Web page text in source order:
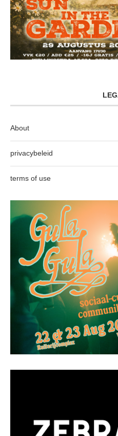
About
privacybeleid
terms of use